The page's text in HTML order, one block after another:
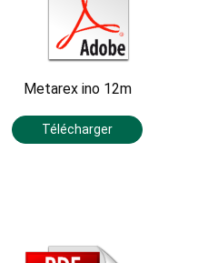
Metarex ino 12m
Télécharger